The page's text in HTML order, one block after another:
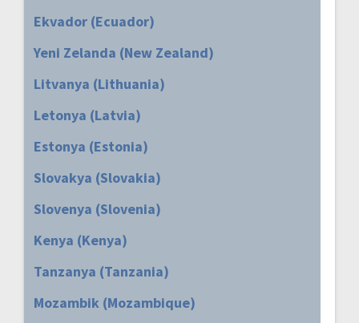
Ekvador (Ecuador)
Yeni Zelanda (New Zealand)
Litvanya (Lithuania)
Letonya (Latvia)
Estonya (Estonia)
Slovakya (Slovakia)
Slovenya (Slovenia)
Kenya (Kenya)
Tanzanya (Tanzania)
Mozambik (Mozambique)